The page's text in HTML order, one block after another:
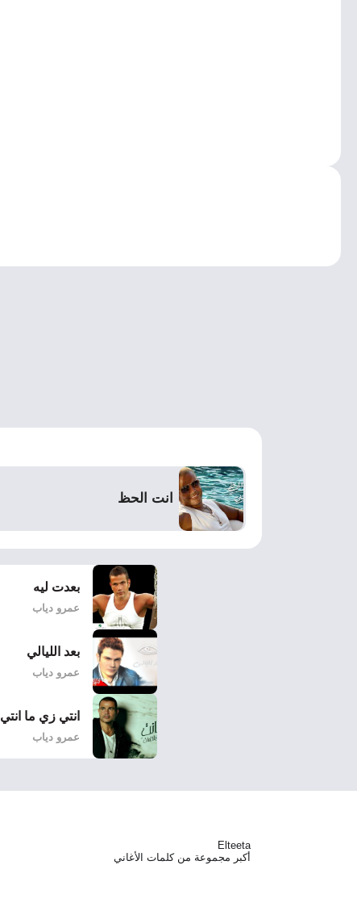
انت الحظ
بعدت ليه
عمرو دياب
بعد الليالي
عمرو دياب
انتي زي ما انتي
عمرو دياب
Elteeta
أكبر مجموعة من كلمات الأغاني